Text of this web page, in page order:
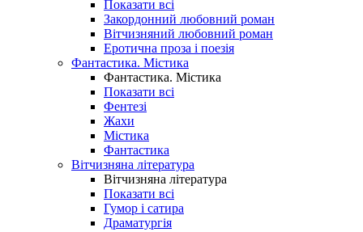
Показати всі
Закордонний любовний роман
Вітчизняний любовний роман
Еротична проза і поезія
Фантастика. Містика
Фантастика. Містика
Показати всі
Фентезі
Жахи
Містика
Фантастика
Вітчизняна література
Вітчизняна література
Показати всі
Гумор і сатира
Драматургія